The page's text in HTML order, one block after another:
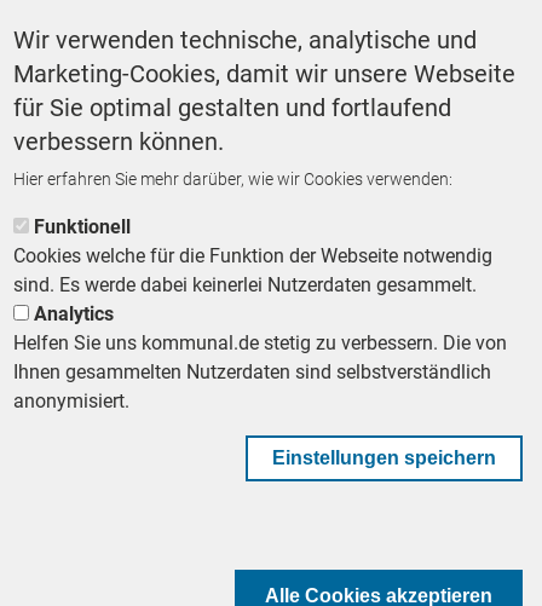
Breitbandausbau
ZURÜCK ZUR STARTSEITE
Footer First Navigation
MESSE KOMMUNAL LESERSERVICE AGB DATENSCHUTZ
IMPRESSUM
KOMMUNALBESCHAFFUNG
Footer Second Navigation
Wir verwenden technische, analytische und
Marketing-Cookies, damit wir unsere Webseite
für Sie optimal gestalten und fortlaufend
verbessern können.
Hier erfahren Sie mehr darüber, wie wir Cookies verwenden:
Funktionell
Cookies welche für die Funktion der Webseite notwendig
sind. Es werde dabei keinerlei Nutzerdaten gesammelt.
Analytics
Helfen Sie uns kommunal.de stetig zu verbessern. Die von
Ihnen gesammelten Nutzerdaten sind selbstverständlich
anonymisiert.
Einstellungen speichern
Alle Cookies akzeptieren